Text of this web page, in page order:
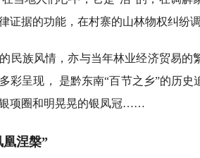
证据的功能，在村寨的山林物权纠纷
族风情，亦与当年林业经济贸易的
彩呈现， 是黔东南“百节之乡”的历
项圈和明晃晃的银凤冠……
涅槃”